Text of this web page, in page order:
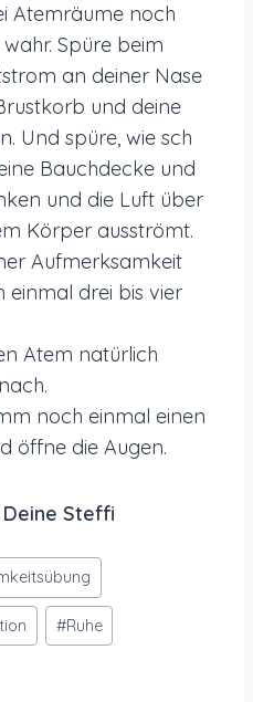
Atemräume noch
Spüre beim
an deiner Nase
und deine
Und spüre, wie sch
Bauchdecke und
und die Luft über
Körper ausströmt.
Aufmerksamkeit
einmal drei bis vier
Atem natürlich
noch einmal einen
öffne die Augen.
Steffi
#Ruhe